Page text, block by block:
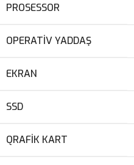
PROSESSOR
OPERATIV YADDAŞ
EKRAN
SSD
QRAFIK KART